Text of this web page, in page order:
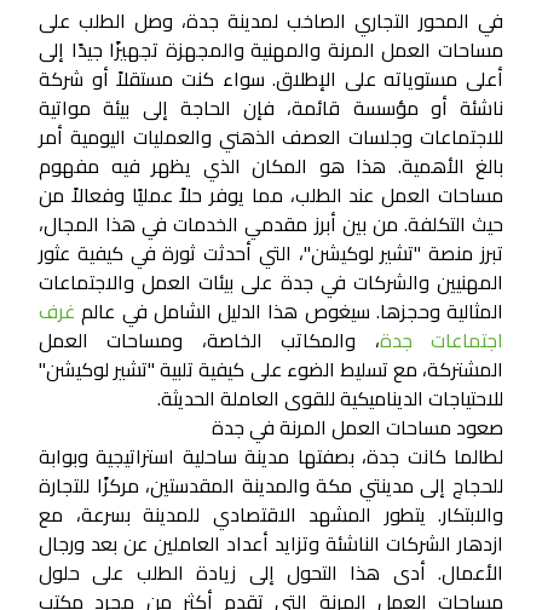
في المحور التجاري الصاخب لمدينة جدة، وصل الطلب على
مساحات العمل المرنة والمهنية والمجهزة تجهيزًا جيدًا إلى
أعلى مستوياته على الإطلاق. سواء كنت مستقلاً أو شركة
ناشئة أو مؤسسة قائمة، فإن الحاجة إلى بيئة مواتية
للاجتماعات وجلسات العصف الذهني والعمليات اليومية أمر
بالغ الأهمية. هذا هو المكان الذي يظهر فيه مفهوم
مساحات العمل عند الطلب، مما يوفر حلاً عمليًا وفعالاً من
حيث التكلفة. من بين أبرز مقدمي الخدمات في هذا المجال،
تبرز منصة "تشير لوكيشن"، التي أحدثت ثورة في كيفية عثور
المهنيين والشركات في جدة على بيئات العمل والاجتماعات
المثالية وحجزها. سيغوص هذا الدليل الشامل في عالم غرف
اجتماعات جدة، والمكاتب الخاصة، ومساحات العمل
المشتركة، مع تسليط الضوء على كيفية تلبية "تشير لوكيشن"
للاحتياجات الديناميكية للقوى العاملة الحديثة.
صعود مساحات العمل المرنة في جدة
لطالما كانت جدة، بصفتها مدينة ساحلية استراتيجية وبوابة
للحجاج إلى مدينتي مكة والمدينة المقدستين، مركزًا للتجارة
والابتكار. يتطور المشهد الاقتصادي للمدينة بسرعة، مع
ازدهار الشركات الناشئة وتزايد أعداد العاملين عن بعد ورجال
الأعمال. أدى هذا التحول إلى زيادة الطلب على حلول
مساحات العمل المرنة التي تقدم أكثر من مجرد مكتب